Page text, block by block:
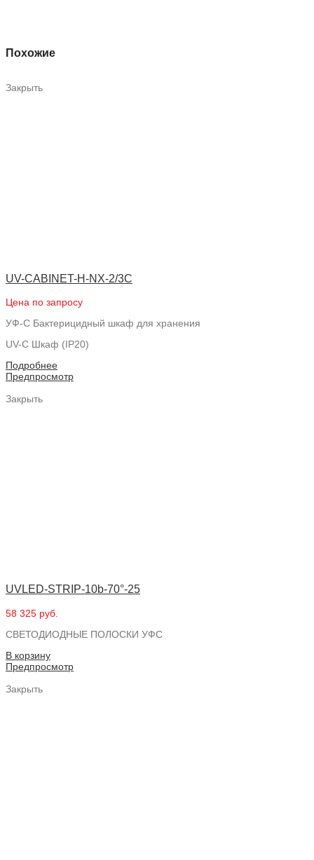
Похожие
Закрыть
UV-CABINET-H-NX-2/3C
Цена по запросу
УФ-С Бактерицидный шкаф для хранения
UV-C Шкаф (IP20)
Подробнее
Предпросмотр
Закрыть
UVLED-STRIP-10b-70°-25
58 325 руб.
СВЕТОДИОДНЫЕ ПОЛОСКИ УФС
В корзину
Предпросмотр
Закрыть